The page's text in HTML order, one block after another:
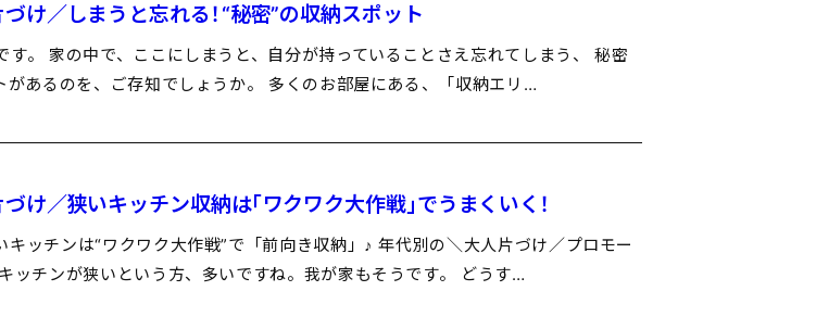
づけ／しまうと忘れる！“秘密”の収納スポット
す。 家の中で、ここにしまうと、自分が持っていることさえ忘れてしまう、 秘密
があるのを、ご存知でしょうか。 多くのお部屋にある、「収納エリ…
づけ／狭いキッチン収納は「ワクワク大作戦」でうまくいく！
ッチンは“ワクワク大作戦”で「前向き収納」♪ 年代別の＼大人片づけ／プロモー
ッチンが狭いという方、多いですね。我が家もそうです。 どうす…